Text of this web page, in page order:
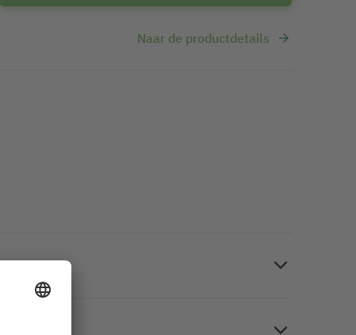
Naar de productdetails
wit, tweezijdig hoogglanzend, A4, 200